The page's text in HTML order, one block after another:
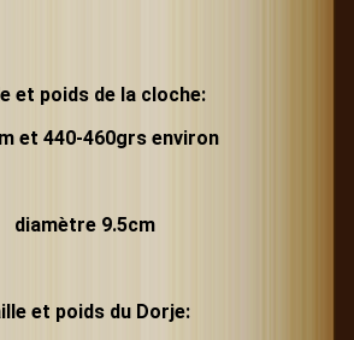
et poids de la cloche:
et 440-460grs environ
diamètre 9.5cm
et poids du Dorje: